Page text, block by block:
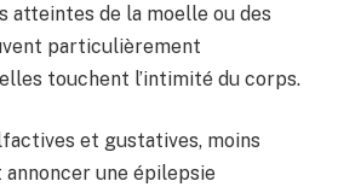
atteintes de la moelle ou des
particulièrement
touchent l’intimité du corps.
et gustatives, moins
une épilepsie